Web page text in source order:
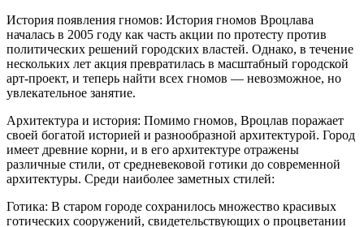
История появления гномов: История гномов Вроцлава
началась в 2005 году как часть акции по протесту против
политических решений городских властей. Однако, в течение
нескольких лет акция превратилась в масштабный городской
арт-проект, и теперь найти всех гномов — невозможное, но
увлекательное занятие.
Архитектура и история: Помимо гномов, Вроцлав поражает
своей богатой историей и разнообразной архитектурой. Город
имеет древние корни, и в его архитектуре отражены
различные стили, от средневековой готики до современной
архитектуры. Среди наиболее заметных стилей:
Готика: В старом городе сохранилось множество красивых
готических сооружений, свидетельствующих о процветании